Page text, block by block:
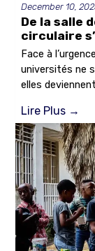
December 10,
De la salle
circulaire
Goma
Face à
universités ne
elles
deux sessions
étudiants,
gestion des
circulaire.
Lire Plus →